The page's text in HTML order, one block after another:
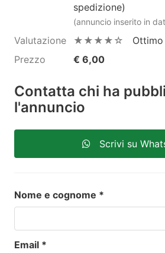
spedizione)
(annuncio inserito in
Valutazione ★★★★☆
Prezzo
€ 6,00
Contatta chi ha
l'annuncio
Scrivi su
Nome e cognome *
Email *